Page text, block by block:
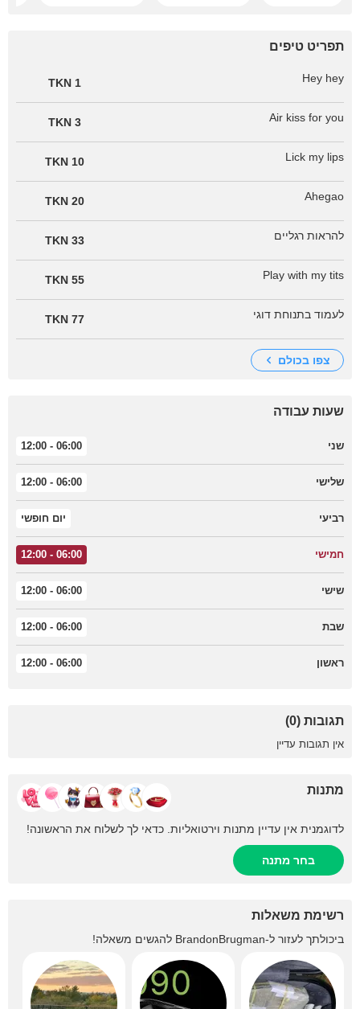
תפריט טיפים
Hey hey
1 TKN
Air kiss for you
3 TKN
Lick my lips
10 TKN
Ahegao
20 TKN
להראות רגליים 33 TKN
Play with my tits
55 TKN
לעמוד בתנוחת דוגי 77 TKN
צפו בכולם
שעות עבודה
שני 06:00 - 12:00
שלישי 06:00 - 12:00
רביעי יום חופשי
חמישי 06:00 - 12:00
שישי 06:00 - 12:00
שבת 06:00 - 12:00
ראשון 06:00 - 12:00
תגובות (0)
אין תגובות עדיין
מתנות
לדוגמנית אין עדיין מתנות וירטואליות. כדאי לך לשלוח את הראשונה!
בחר מתנה
רשימת משאלות
ביכולתך לעזור ל-BrandonBrugman להגשים משאלה!